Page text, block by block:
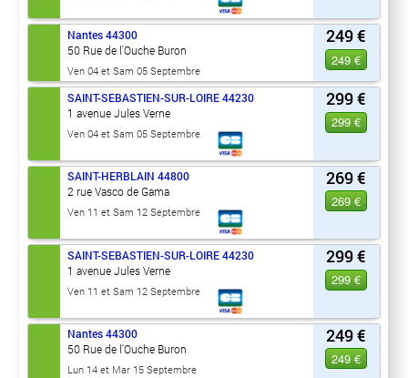
249 €
249 €
Nantes 44300
50 Rue de l'Ouche Buron
Ven 04 et Sam 05 Septembre
299 €
299 €
SAINT-SEBASTIEN-SUR-LOIRE 44230
1 avenue Jules Verne
Ven 04 et Sam 05 Septembre
269 €
269 €
SAINT-HERBLAIN 44800
2 rue Vasco de Gama
Ven 11 et Sam 12 Septembre
299 €
299 €
SAINT-SEBASTIEN-SUR-LOIRE 44230
1 avenue Jules Verne
Ven 11 et Sam 12 Septembre
249 €
249 €
Nantes 44300
50 Rue de l'Ouche Buron
Lun 14 et Mar 15 Septembre